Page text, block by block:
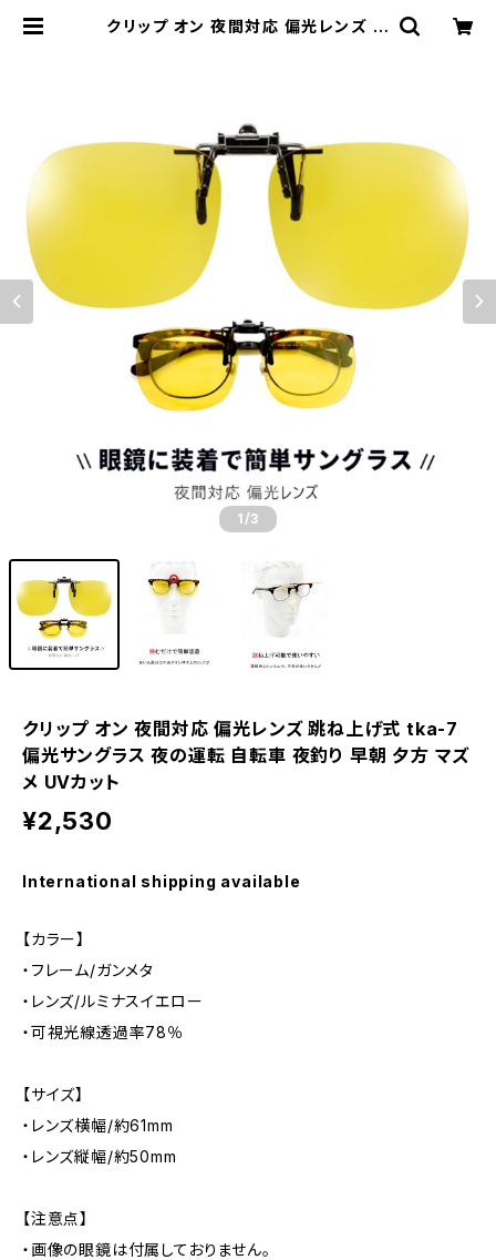
クリップ オン 夜間対応 偏光レンズ 跳
1 /3
クリップ オン 夜間対応 偏光レンズ 跳ね上げ式 tka-7
偏光サングラス 夜の運転 自転車 夜釣り 早朝 夕方 マズ
メ UVカット
¥2,530
International shipping available
【カラー】
・フレーム/ガンメタ
・レンズ/ルミナスイエロー
・可視光線透過率78％
【サイズ】
・レンズ横幅/約61mm
・レンズ縦幅/約50mm
【注意点】
・画像の眼鏡は付属しておりません。